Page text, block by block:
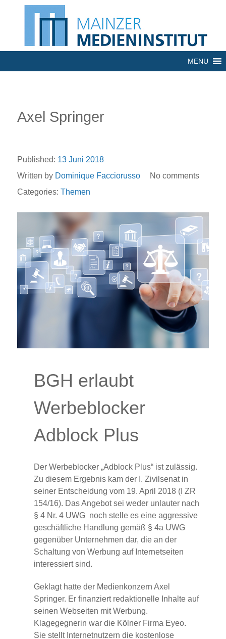
MENU
Axel Springer
Published: 13 Juni 2018
Written by ​Dominique Facciorusso
No comments
Categories: Themen
BGH erlaubt
Werbeblocker
Adblock Plus
Der Werbeblocker „Adblock Plus“ ist zulässig.
Zu diesem Ergebnis kam der I. Zivilsenat in
seiner Entscheidung vom 19. April 2018 (I ZR
154/16). Das Angebot sei weder unlauter nach
§ 4 Nr. 4 UWG noch stelle es eine aggressive
geschäftliche Handlung gemäß § 4a UWG
gegenüber Unternehmen dar, die an der
Schaltung von Werbung auf Internetseiten
interessiert sind.
Geklagt hatte der Medienkonzern Axel
Springer. Er finanziert redaktionelle Inhalte auf
seinen Webseiten mit Werbung.
Klagegegnerin war die Kölner Firma Eyeo.
Sie stellt Internetnutzern die kostenlose